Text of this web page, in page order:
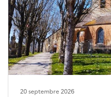
20 septembre 2026